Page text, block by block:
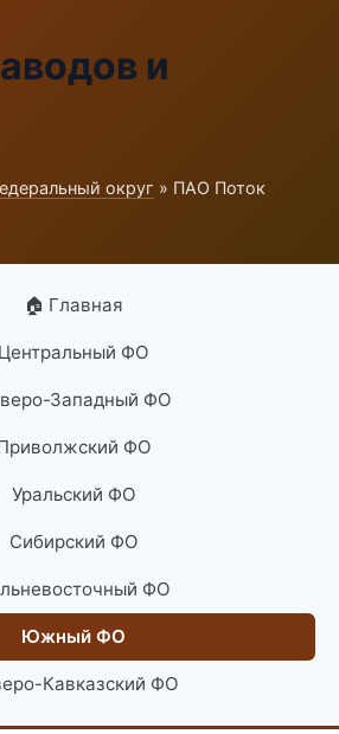
и
округ » ПАО Поток
🏠 Главная
Центральный ФО
Западный ФО
ФО
Уральский ФО
Сибирский ФО
ФО
Южный ФО
Кавказский ФО